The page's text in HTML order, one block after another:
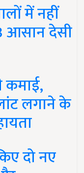
में नहीं
आसान देसी
कमाई,
लगाने के
दो नए